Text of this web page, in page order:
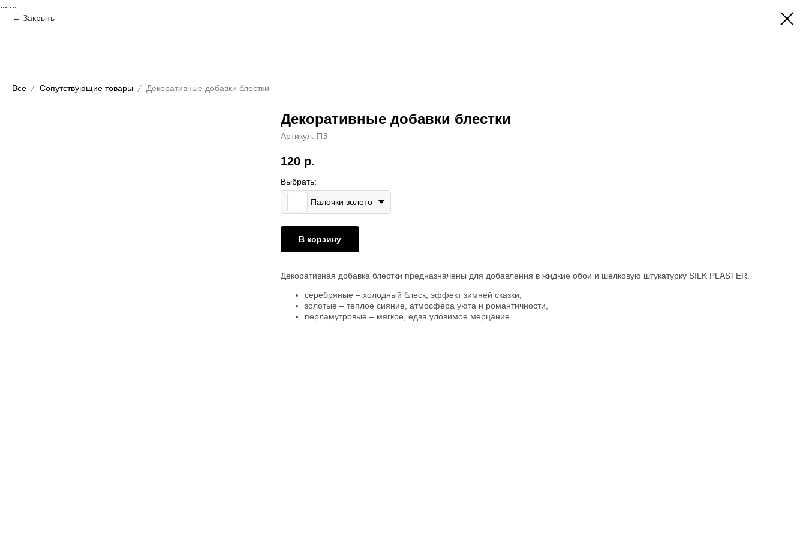
... ...
Закрыть
Все Сопутствующие товары Декоративные добавки блестки
Декоративные добавки блестки
Артикул: ПЗ
120 р.
Выбрать:
Палочки золото
В корзину
Декоративная добавка блестки предназначены для добавления в жидкие обои и шелковую штукатурку SILK PLASTER.
серебряные – холодный блеск, эффект зимней сказки,
золотые – теплое сияние, атмосфера уюта и романтичности,
перламутровые – мягкое, едва уловимое мерцание.